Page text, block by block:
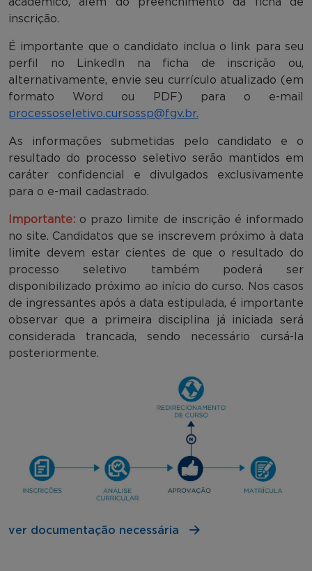
inscrição.
É importante que o candidato inclua o link para seu
perfil no LinkedIn na ficha de inscrição ou,
alternativamente, envie seu currículo atualizado (em
formato Word ou PDF) para o e-mail
processoseletivo.cursossp@fgv.br.
As informações submetidas pelo candidato e o
resultado do processo seletivo serão mantidos em
caráter confidencial e divulgados exclusivamente
para o e-mail cadastrado.
Importante: o prazo limite de inscrição é informado
no site. Candidatos que se inscrevem próximo à data
limite devem estar cientes de que o resultado do
processo seletivo também poderá ser
disponibilizado próximo ao início do curso. Nos casos
de ingressantes após a data estipulada, é importante
observar que a primeira disciplina já iniciada será
considerada trancada, sendo necessário cursá-la
posteriormente.
ver documentação necessária